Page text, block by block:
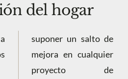
del hogar
suponer un salto de
mejora en cualquier
proyecto de